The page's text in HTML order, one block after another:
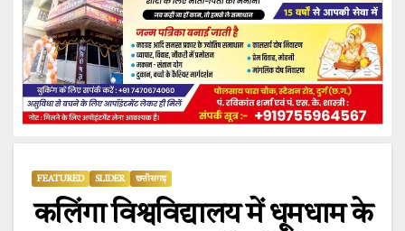
FEATURED SLIDER छत्तीसगढ़
कलिंगा विश्वविद्यालय में धूमधाम के